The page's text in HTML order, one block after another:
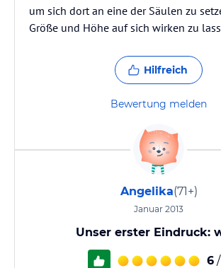
um sich dort an eine der Säulen zu
Größe und Höhe auf sich wirken zu
Hilfreich
Bewertung melden
Angelika(71+)
Januar 2013
Unser erster Eindruck:
6